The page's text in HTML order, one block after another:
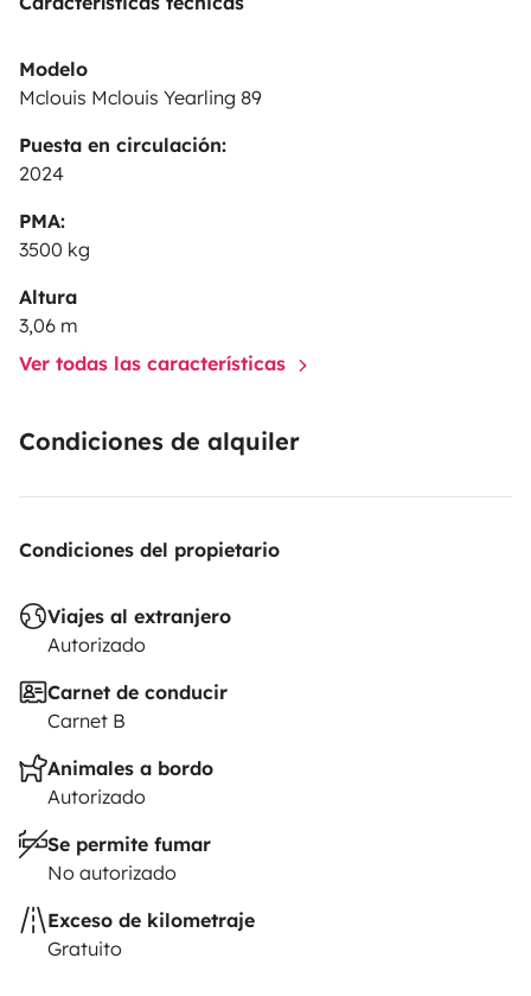
por 60 euros para toda la reserva.
Modelo
Mclouis Mclouis Yearling 89
Puesta en circulación:
2024
PMA:
3500 kg
Altura
3,06 m
Ver todas las características
Condiciones de alquiler
Condiciones del propietario
Viajes al extranjero
Autorizado
Carnet de conducir
Carnet B
Animales a bordo
Autorizado
Se permite fumar
No autorizado
Exceso de kilometraje
Gratuito